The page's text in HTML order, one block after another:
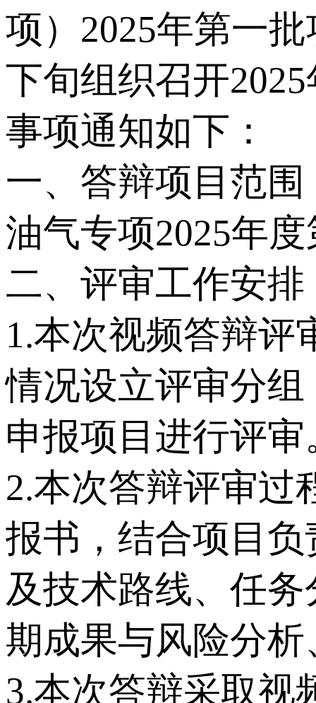
项）2025年第一
下旬组织召开
事项通知如下：
一、答辩项目范围
油气专项2025年
二、评审工作安排
1.本次视频答辩评
情况设立评审分
申报项目进行评审
2.本次答辩评审过
报书，结合项目
及技术路线、任
期成果与风险分
3.本次答辩采取视